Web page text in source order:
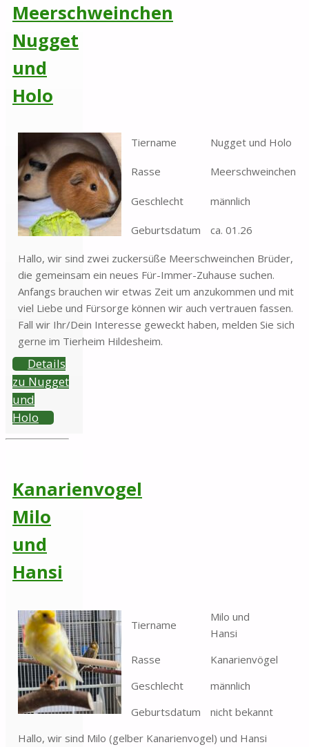
Meerschweinchen
Nugget
und
Holo
Tiername Nugget und Holo
Rasse Meerschweinchen
Geschlecht männlich
Geburtsdatum ca. 01.26
Hallo, wir sind zwei zuckersüße Meerschweinchen Brüder,
die gemeinsam ein neues Für-Immer-Zuhause suchen.
Anfangs brauchen wir etwas Zeit um anzukommen und mit
viel Liebe und Fürsorge können wir auch vertrauen fassen.
Fall wir Ihr/Dein Interesse geweckt haben, melden Sie sich
gerne im Tierheim Hildesheim.
Details
zu Nugget
und
Holo
Kanarienvogel
Milo
und
Hansi
Tiername
Milo und
Hansi
Rasse
Kanarienvögel
Geschlecht
männlich
Geburtsdatum
nicht bekannt
Hallo, wir sind Milo (gelber Kanarienvogel) und Hansi